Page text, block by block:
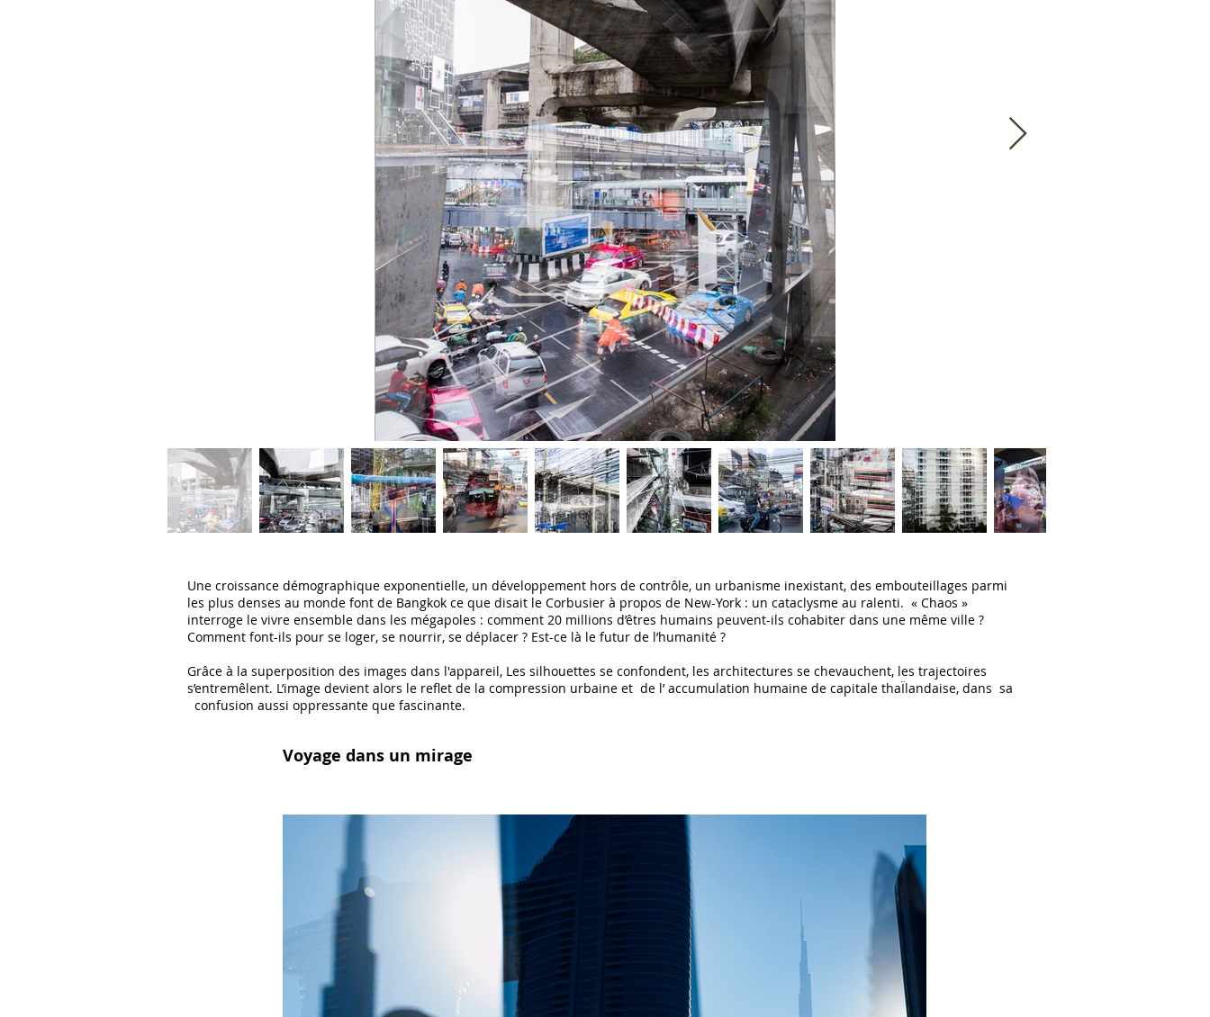
Une croissance démographique exponentielle, un développement hors de contrôle, un urbanisme inexistant, des embouteillages parmi
les plus denses au monde font de Bangkok ce que disait le Corbusier à propos de New-York : un cataclysme au ralenti. « Chaos »
interroge le vivre ensemble dans les mégapoles : comment 20 millions d’êtres humains peuvent-ils cohabiter dans une même ville ?
Comment font-ils pour se loger, se nourrir, se déplacer ? Est-ce là le futur de l’humanité ?
Grâce à la superposition des images dans l'appareil, Les silhouettes se confondent, les architectures se chevauchent, les trajectoires
s’entremêlent. L’image devient alors le reflet de la compression urbaine et de l’ accumulation humaine de capitale thaÏlandaise, dans sa
confusion aussi oppressante que fascinante.
Voyage dans un mirage